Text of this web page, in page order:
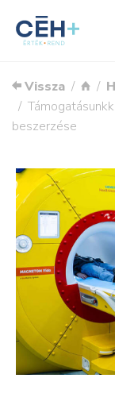
Vissza
beszerzése